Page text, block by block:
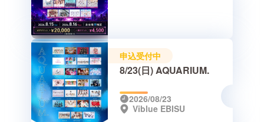
申込受付中
8/23(日) AQUARIUM.
2026/08/23
Viblue EBISU